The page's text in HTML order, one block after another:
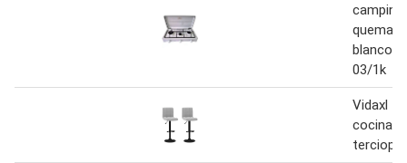
blanco
03/1k
Vidaxl
cocina 2